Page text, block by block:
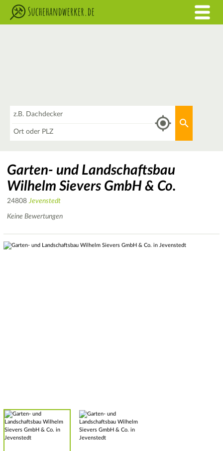
Garten- und Landschaftsbau
Wilhelm Sievers GmbH & Co.
24808Jevenstedt
Keine Bewertungen